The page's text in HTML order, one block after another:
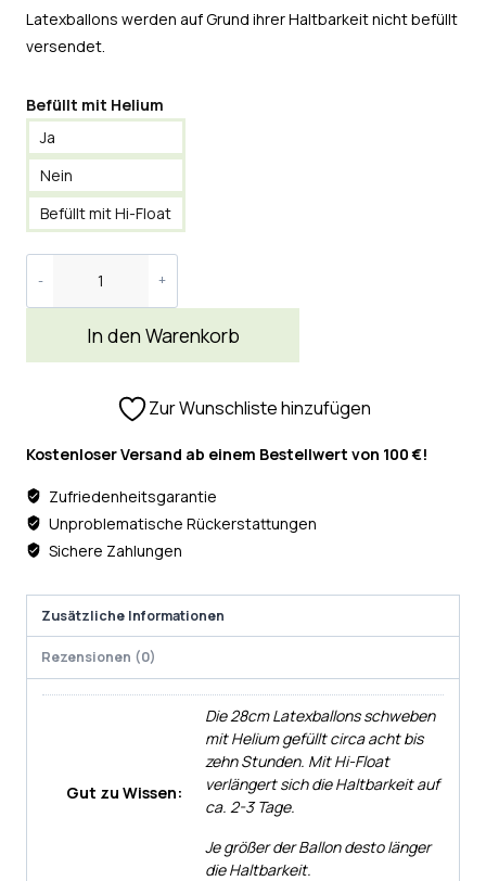
Latexballons werden auf Grund ihrer Haltbarkeit nicht befüllt
versendet.
Befüllt mit Helium
Ja
Nein
Befüllt mit Hi-Float
In den Warenkorb
Zur Wunschliste hinzufügen
Kostenloser Versand ab einem Bestellwert von 100 €!
Zufriedenheitsgarantie
Unproblematische Rückerstattungen
Sichere Zahlungen
Zusätzliche Informationen
Rezensionen (0)
Gut zu Wissen:
Die 28cm Latexballons schweben
mit Helium gefüllt circa acht bis
zehn Stunden. Mit Hi-Float
verlängert sich die Haltbarkeit auf
ca. 2-3 Tage.
Je größer der Ballon desto länger
die Haltbarkeit.